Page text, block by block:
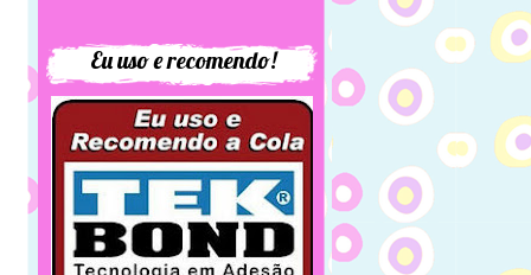
Eu uso e recomendo!